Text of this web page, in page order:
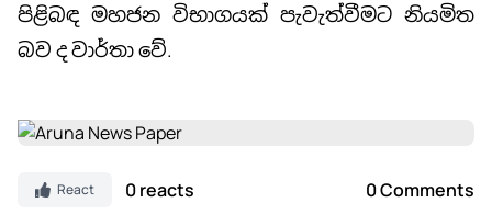
පිළිබඳ මහජන විභාගයක් පැවැත්වීමට නියමිත
බව ද වාර්තා වේ.
React 0 reacts 0 Comments